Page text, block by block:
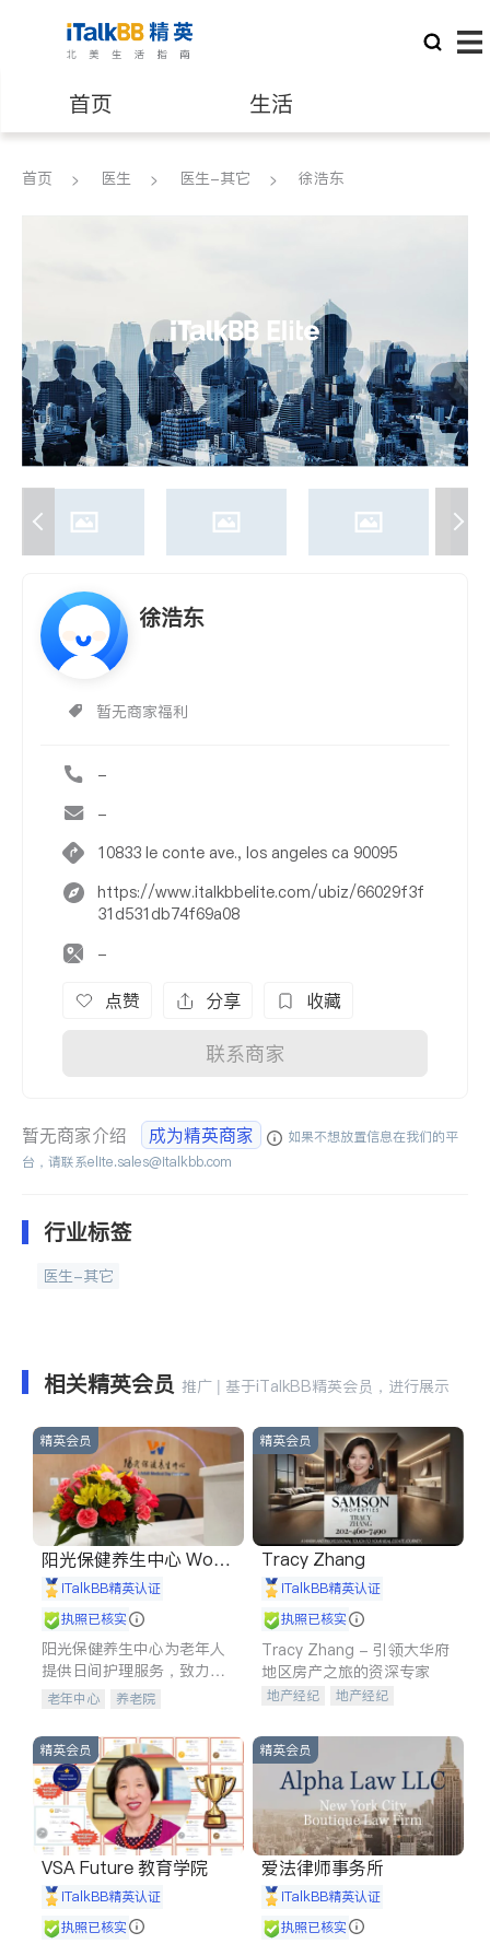
首页 生活
医生 律师
养老 非盈利组织
首页 医生 医生-其它 徐浩东
徐浩东
暂无商家福利
-
-
10833 le conte ave., los angeles ca 90095
https://www.italkbbelite.com/ubiz/66029f3f
31d531db74f69a08
-
点赞 分享 收藏
联系商家
暂无商家介绍 成为精英商家
如果不想放置信息在我们的平
台，请联系elite.sales@italkbb.com
行业标签
医生-其它
相关精英会员 推广 | 基于iTalkBB精英会员，进行展示
精英会员
阳光保健养生中心 World
shine
iTalkBB精英认证
执照已核实
阳光保健养生中心为老年人
提供日间护理服务，致力于
通过持续的护理创新来有效
老年中心 养老院
精英会员
Tracy Zhang
iTalkBB精英认证
执照已核实
Tracy Zhang - 引领大华府
地区房产之旅的资深专家
地产经纪
地产经纪
商铺租售
精英会员
VSA Future 教育学院
iTalkBB精英认证
执照已核实
精英会员
爱法律师事务所
iTalkBB精英认证
执照已核实